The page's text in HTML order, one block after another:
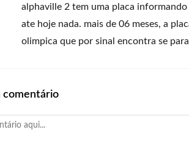
alphaville 2 tem uma placa
ate hoje nada. mais de 06 meses, a
olimpica que por sinal encontra se
comentário